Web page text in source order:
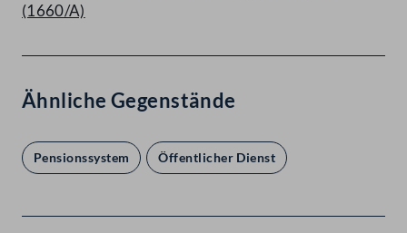
(1660/A)
Ähnliche Gegenstände
Pensionssystem Öffentlicher Dienst